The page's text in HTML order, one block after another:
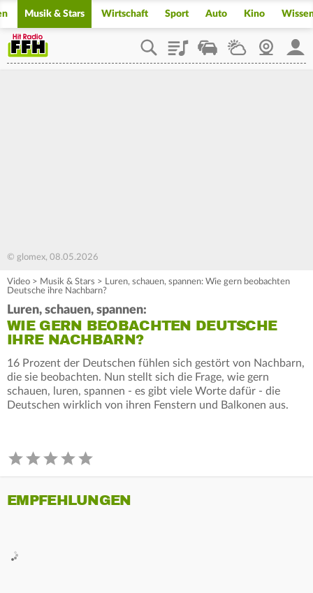
Musik & Stars Wirtschaft Sport Auto Kino
PlaylistStaupilotWetterWebcam
© glomex, 08.05.2026
Video > Musik & Stars > Luren, schauen, spannen: Wie gern beobachten
Deutsche ihre Nachbarn?
Luren, schauen, spannen:
WIE GERN BEOBACHTEN DEUTSCHE
IHRE NACHBARN?
16 Prozent der Deutschen fühlen sich gestört von Nachbarn,
die sie beobachten. Nun stellt sich die Frage, wie gern
schauen, luren, spannen - es gibt viele Worte dafür - die
Deutschen wirklich von ihren Fenstern und Balkonen aus.
EMPFEHLUNGEN